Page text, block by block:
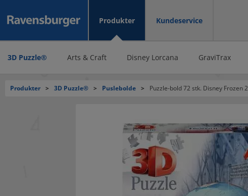
Produkter
3D Puzzle® Arts & Craft Disney Lorcana GraviTrax
Kundeservice
Produkter > 3D Puzzle® > Puslebolde > Puzzle-bold 72 stk. Disney Frozen 2